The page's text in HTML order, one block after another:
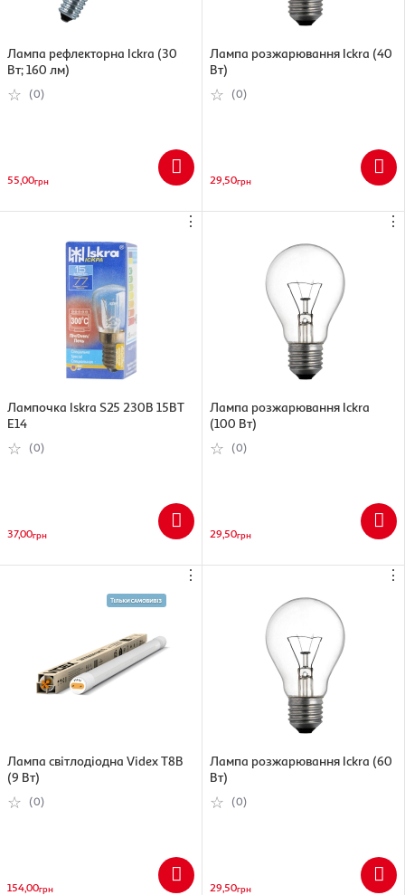
Лампа рефлекторна Ickra (30
Вт; 160 лм)
(0)
55,00грн
Лампа розжарювання Ickra (40
Вт)
(0)
29,50грн
⋮
Лампочка Iskra S25 230В 15ВТ
Е14
(0)
37,00грн
⋮
Лампа розжарювання Ickra
(100 Вт)
(0)
29,50грн
⋮
Лампа світлодіодна Videx T8B
(9 Вт)
(0)
154,00грн
⋮
Лампа розжарювання Ickra (60
Вт)
(0)
29,50грн